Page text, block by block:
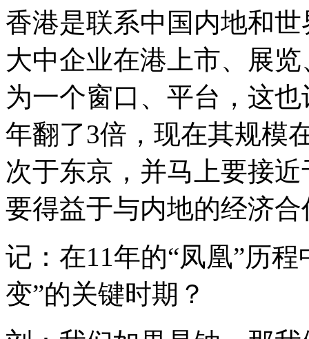
香港是联系中国内地和
大中企业在港上市、展
为一个窗口、平台，这
年翻了3倍，现在其规模
次于东京，并马上要接
要得益于与内地的经济合
记：在11年的“凤凰”历
变”的关键时期？